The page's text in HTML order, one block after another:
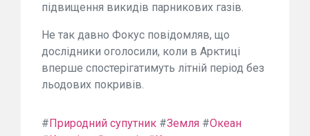
підвищення викидів парникових газів.
Не так давно Фокус повідомляв, що
дослідники оголосили, коли в Арктиці
вперше спостерігатимуть літній період без
льодових покривів.
# Природний супутник #Земля #Океан